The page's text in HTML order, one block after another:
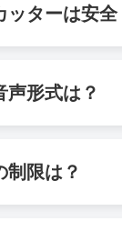
ターは安全
形式は？
制限は？